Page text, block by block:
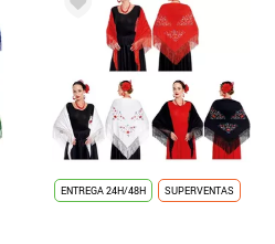
ENTREGA 24H/48H SUPERVENTAS